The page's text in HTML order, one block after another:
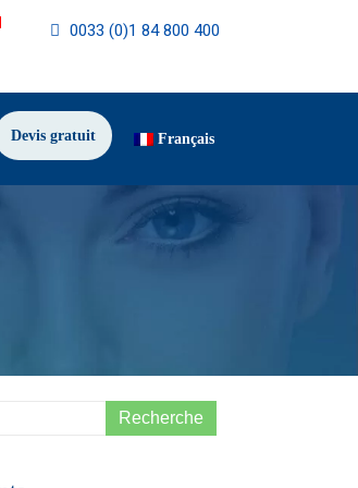
0033 (0)1 84 800 400
Devis gratuit Français